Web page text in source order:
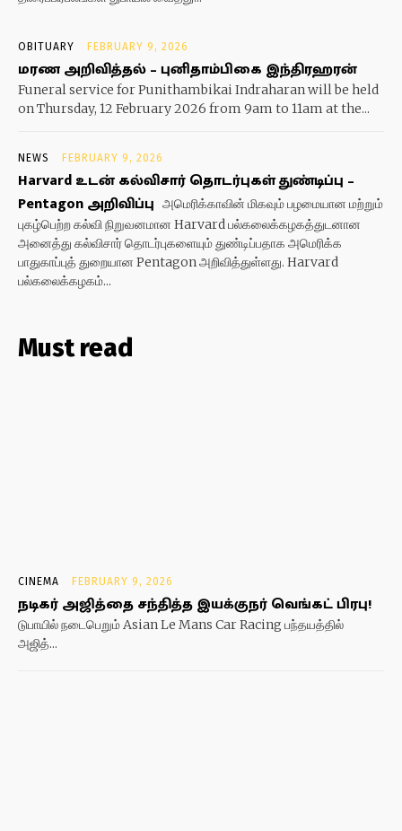
OBITUARY FEBRUARY 9, 2026
மரண அறிவித்தல் – புனிதாம்பிகை இந்திரஹரன்
Funeral service for Punithambikai Indraharan will be held
on Thursday, 12 February 2026 from 9am to 11am at the...
NEWS FEBRUARY 9, 2026
Harvard உடன் கல்விசார் தொடர்புகள் துண்டிப்பு –
Pentagon அறிவிப்பு அமெரிக்காவின் மிகவும் பழமையான மற்றும்
புகழ்பெற்ற கல்வி நிறுவனமான Harvard பல்கலைக்கழகத்துடனான
அனைத்து கல்விசார் தொடர்புகளையும் துண்டிப்பதாக அமெரிக்க
பாதுகாப்புத் துறையான Pentagon அறிவித்துள்ளது. Harvard
பல்கலைக்கழகம்...
Must read
CINEMA FEBRUARY 9, 2026
நடிகர் அஜித்தை சந்தித்த இயக்குநர் வெங்கட் பிரபு!
டுபாயில் நடைபெறும் Asian Le Mans Car Racing பந்தயத்தில்
அஜித்...